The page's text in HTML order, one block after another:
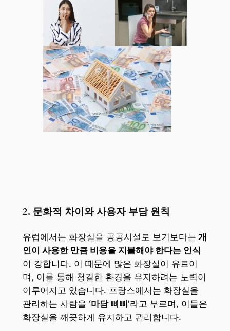
2. 문화적 차이와 사용자 부담 원칙
유럽에서는 화장실을 공공시설로 보기보다는 개
인이 사용한 만큼 비용을 지불해야 한다는 인식
이 강합니다. 이 때문에 많은 화장실이 유료이
며, 이를 통해 청결한 환경을 유지하려는 노력이
이루어지고 있습니다. 프랑스에서는 화장실을
관리하는 사람을 ‘마담 삐삐’라고 부르며, 이들은
화장실을 깨끗하게 유지하고 관리합니다.